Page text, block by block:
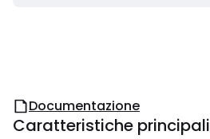
Documentazione
Caratteristiche principali